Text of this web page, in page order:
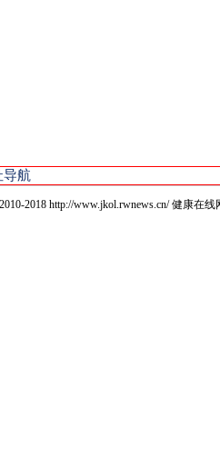
导航
2018 http://www.jkol.rwnews.cn/ 健康